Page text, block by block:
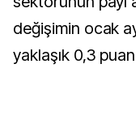
değişimin ocak
yaklaşık 0,3